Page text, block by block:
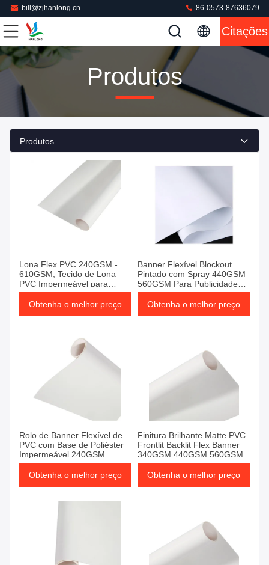
bill@zjhanlong.cn 86-0573-87636079
Citações
Produtos
Produtos
Lona Flex PVC 240GSM -
610GSM, Tecido de Lona
PVC Impermeável para
Publicidade
Obtenha o melhor preço
Banner Flexível Blockout
Pintado com Spray 440GSM
560GSM Para Publicidade
Exterior Interior
Obtenha o melhor preço
Rolo de Banner Flexível de
PVC com Base de Poliéster
Impermeável 240GSM
340GSM 440GSM 560GSM
Obtenha o melhor preço
Finitura Brilhante Matte PVC
Frontlit Backlit Flex Banner
340GSM 440GSM 560GSM
Obtenha o melhor preço